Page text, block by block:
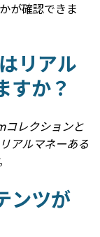
が確認できま
リアル
すか？
コレクションと
アルマネーある
ンツが